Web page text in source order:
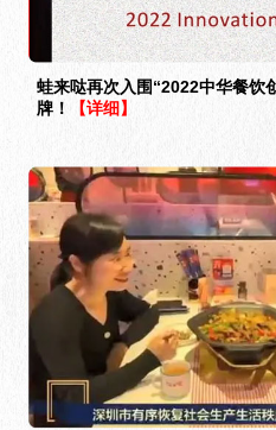
蛙来哒再次入围“2022中华餐饮
牌！
【详细】